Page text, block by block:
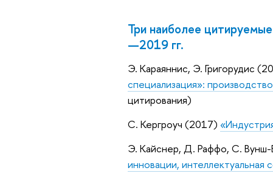
Три наиболее
—2019 гг.
Э. Караяннис, Э. Григорудис
специализация»:
цитирования)
С. Кергроуч (2017)
Э. Кайснер, Д. Раффо, С.
инновации, интеллектуальная